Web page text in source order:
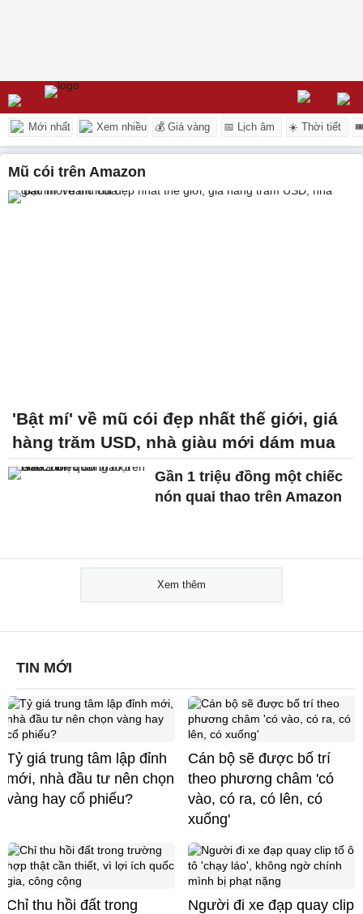
Mới nhất Xem nhiều 💰 Giá vàng 📅 Lịch âm ☀️ Thời tiết
mũ cói trên Amazon
'Bật mí' về mũ cói đẹp nhất thế giới, giá
hàng trăm USD, nhà giàu mới dám mua
Gần 1 triệu đồng một chiếc
nón quai thao trên Amazon
Xem thêm
TIN MỚI
Tỷ giá trung tâm lập đỉnh
mới, nhà đầu tư nên chọn
vàng hay cổ phiếu?
Cán bộ sẽ được bố trí
theo phương châm 'có
vào, có ra, có lên, có
xuống'
Chỉ thu hồi đất trong
Người đi xe đạp quay clip